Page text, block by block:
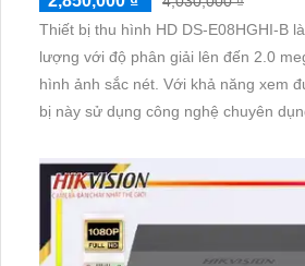
Thiết bị thu hình HD DS-E08HGHI-B
lượng với độ phân giải lên đến 2.0
hình ảnh sắc nét. Với khả năng xem được ban đêm, thiết
bị này sử dụng công nghệ chuyên
vào đó, DS-E08HGHI-B còn được
phù hợp cho việc giám sát kho hàng,